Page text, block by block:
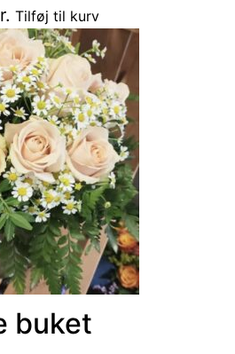
Prisinterval:
300 kr.
til
999 kr.
Tilføj til kurvDette
vare
har
flere
varianter.
Mulighederne
kan
vælges
på
varesiden
buket